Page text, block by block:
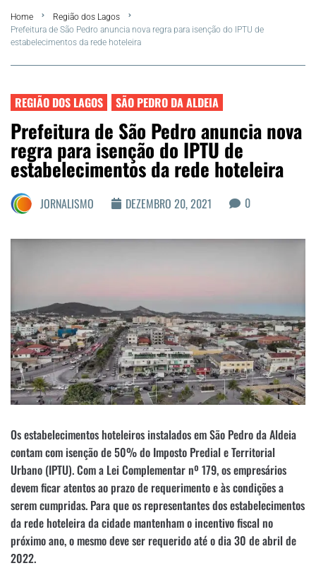
FLA Araru 2026
Araruama
Região dos Lagos
Agenda Cultural
Colunistas
Matérias Exclusivas
Home
Região dos Lagos
Prefeitura de São Pedro anuncia nova regra para isenção do IPTU de
estabelecimentos da rede hoteleira
REGIÃO DOS LAGOS SÃO PEDRO DA ALDEIA
Prefeitura de São Pedro anuncia nova
regra para isenção do IPTU de
estabelecimentos da rede hoteleira
JORNALISMO DEZEMBRO 20, 2021 0
Os estabelecimentos hoteleiros instalados em São Pedro da Aldeia
contam com isenção de 50% do Imposto Predial e Territorial
Urbano (IPTU). Com a Lei Complementar nº 179, os empresários
devem ficar atentos ao prazo de requerimento e às condições a
serem cumpridas. Para que os representantes dos estabelecimentos
da rede hoteleira da cidade mantenham o incentivo fiscal no
próximo ano, o mesmo deve ser requerido até o dia 30 de abril de
2022.